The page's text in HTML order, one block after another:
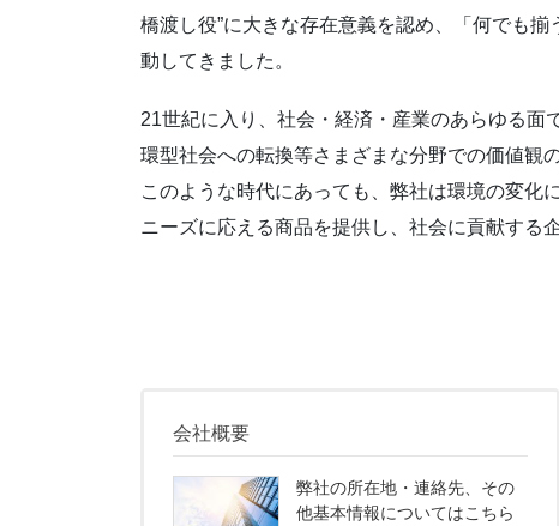
橋渡し役”に大きな存在意義を認め、「何でも揃
動してきました。
21世紀に入り、社会・経済・産業のあらゆる
環型社会への転換等さまざまな分野での価値観
このような時代にあっても、弊社は環境の変化
ニーズに応える商品を提供し、社会に貢献する
会社概要
弊社の所在地・連絡先、その
他基本情報についてはこちら